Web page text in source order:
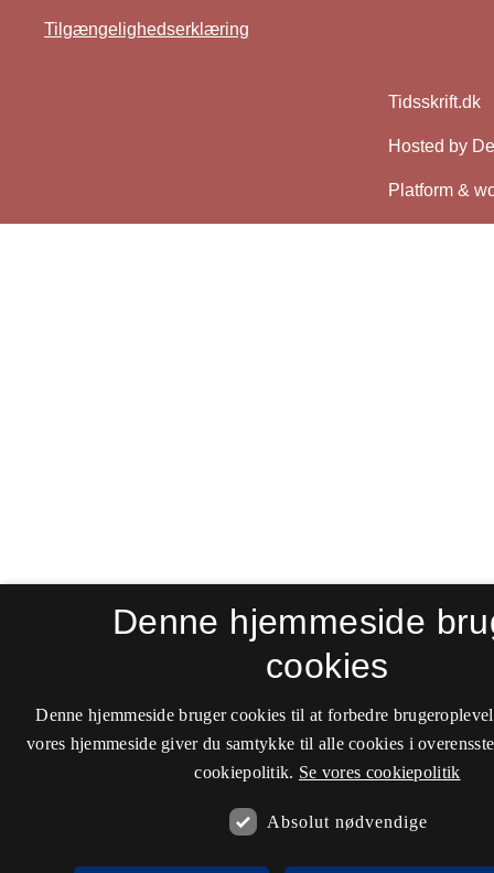
Tilgængelighedserklæring
Denne hjemmeside
cookies
Denne hjemmeside bruger cookies til at forbedre
vores hjemmeside giver du samtykke til alle cookies i
cookiepolitik. Se vores cookiepolitik
Absolut nødvendige